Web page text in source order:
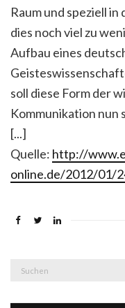
Raum und speziell
dies noch viel zu
Aufbau eines
soll diese Form der
Kommunikation
[...]
Quelle: http://
online.de/2012/01/